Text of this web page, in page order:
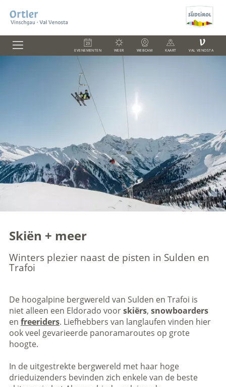
EVENEMENTEN WEER WEBCAM KAART
V
VAL VENOSTA
Skiën + meer
Winters plezier naast de pisten in Sulden en
Trafoi
De hoogalpine bergwereld van Sulden en Trafoi is
niet alleen een Eldorado voorskiërs, snowboarders
en freeriders. Liefhebbers van langlaufen vinden hier
ook veel gevarieerde panoramaroutes op grote
hoogte.
In de uitgestrekte bergwereld met haar hoge
drieduizenders bevinden zich enkele van de beste